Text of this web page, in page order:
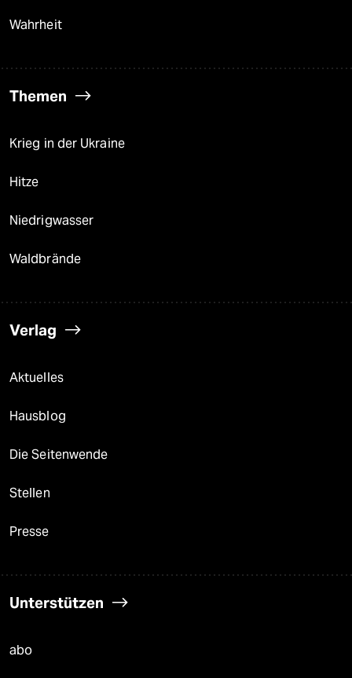
Wahrheit
Themen
Krieg in der Ukraine
Hitze
Niedrigwasser
Waldbrände
Verlag
Aktuelles
Hausblog
Die Seitenwende
Stellen
Presse
Unterstützen
abo